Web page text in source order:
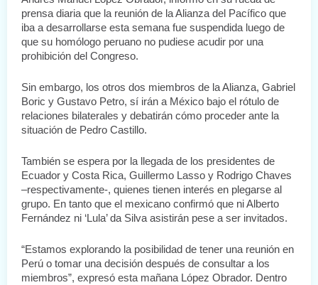
prensa diaria que la reunión de la Alianza del Pacífico que
iba a desarrollarse esta semana fue suspendida luego de
que su homólogo peruano no pudiese acudir por una
prohibición del Congreso.
Sin embargo, los otros dos miembros de la Alianza, Gabriel
Boric y Gustavo Petro, sí irán a México bajo el rótulo de
relaciones bilaterales y debatirán cómo proceder ante la
situación de Pedro Castillo.
También se espera por la llegada de los presidentes de
Ecuador y Costa Rica, Guillermo Lasso y Rodrigo Chaves
–respectivamente-, quienes tienen interés en plegarse al
grupo. En tanto que el mexicano confirmó que ni Alberto
Fernández ni ‘Lula’ da Silva asistirán pese a ser invitados.
“Estamos explorando la posibilidad de tener una reunión en
Perú o tomar una decisión después de consultar a los
miembros”, expresó esta mañana López Obrador. Dentro